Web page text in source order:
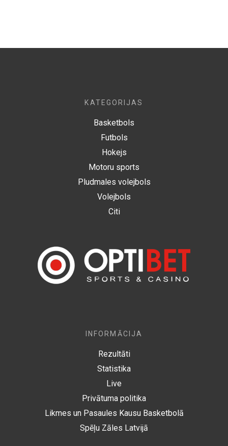
KATEGORIJAS
Basketbols
Futbols
Hokejs
Motoru sports
Pludmales volejbols
Volejbols
Citi
INFORMĀCIJA
Rezultāti
Statistika
Live
Privātuma politika
Likmes un Pasaules Kausu Basketbolā
Spēļu Zāles Latvijā